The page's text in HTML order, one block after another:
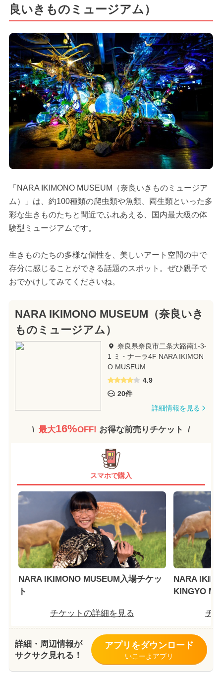
良いきものミュージアム）
「NARA IKIMONO MUSEUM（奈良いきものミュージア
ム）」は、約100種類の爬虫類や魚類、両生類といった多
彩な生きものたちと間近でふれあえる、国内最大級の体
験型ミュージアムです。
生きものたちの多様な個性を、美しいアート空間の中で
存分に感じることができる話題のスポット。ぜひ親子で
おでかけしてみてくださいね。
NARA IKIMONO MUSEUM（奈良いき
ものミュージアム）
奈良県奈良市二条大路南1-3-
1 ミ・ナーラ4F NARA IKIMON
O MUSEUM
4.9
20件
詳細情報を見る
最大16%OFF! お得な前売りチケット
スマホで購入
NARA IKIMONO MUSEUM入場チケッ
ト
チケットの詳細を見る
NARA
KINGYO
チ
詳細・周辺情報が
サクサク見れる！
アプリをダウンロード
いこーよアプリ